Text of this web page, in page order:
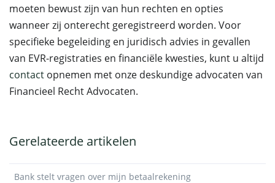
moeten bewust zijn van hun rechten en opties
wanneer zij onterecht geregistreerd worden. Voor
specifieke begeleiding en juridisch advies in gevallen
van EVR-registraties en financiële kwesties, kunt u altijd
contact opnemen met onze deskundige advocaten van
Financieel Recht Advocaten.
Gerelateerde artikelen
Bank stelt vragen over mijn betaalrekening